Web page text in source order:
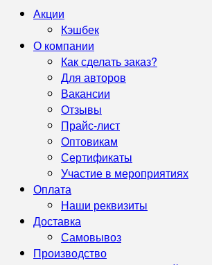
Акции
Кэшбек
О компании
Как сделать заказ?
Для авторов
Вакансии
Отзывы
Прайс-лист
Оптовикам
Сертификаты
Участие в мероприятиях
Оплата
Наши реквизиты
Доставка
Самовывоз
Производство